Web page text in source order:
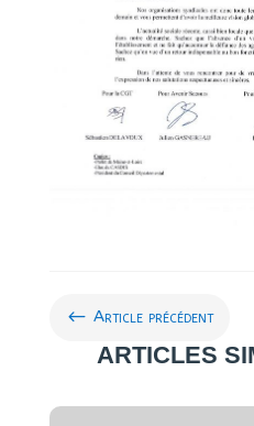
# Article précédent
ARTICLES